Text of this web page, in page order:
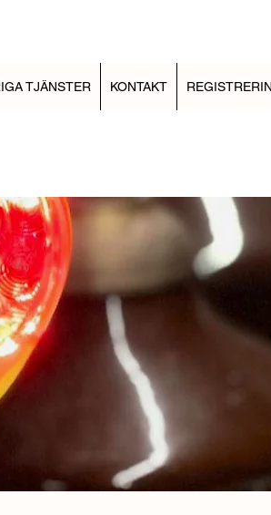
TJÄNSTER KONTAKT